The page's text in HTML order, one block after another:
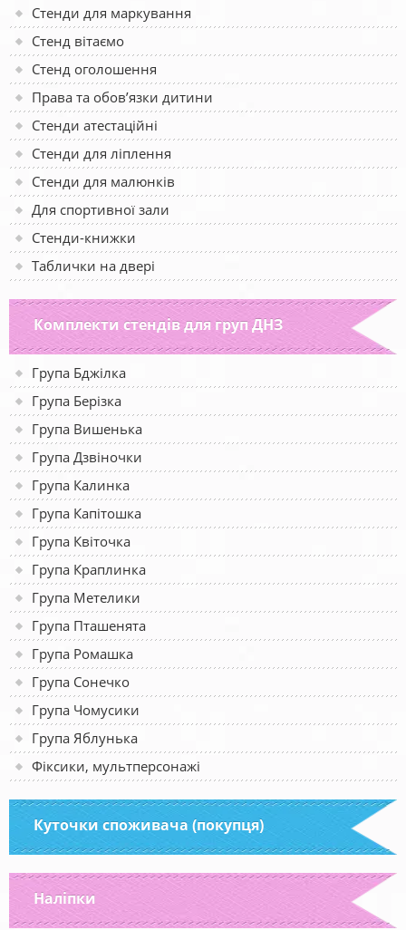
Стенди для маркування
Стенд вітаємо
Стенд оголошення
Права та обов’язки дитини
Стенди атестаційні
Стенди для ліплення
Стенди для малюнків
Для спортивної зали
Стенди-книжки
Таблички на двері
Комплекти стендів для груп ДНЗ
Група Бджілка
Група Берізка
Група Вишенька
Група Дзвіночки
Група Калинка
Група Капітошка
Група Квіточка
Група Краплинка
Група Метелики
Група Пташенята
Група Ромашка
Група Сонечко
Група Чомусики
Група Яблунька
Фіксики, мультперсонажі
Куточки споживача (покупця)
Наліпки